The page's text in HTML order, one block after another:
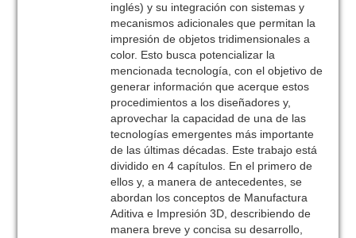
inglés) y su integración con sistemas y
mecanismos adicionales que permitan la
impresión de objetos tridimensionales a
color. Esto busca potencializar la
mencionada tecnología, con el objetivo de
generar información que acerque estos
procedimientos a los diseñadores y,
aprovechar la capacidad de una de las
tecnologías emergentes más importante
de las últimas décadas. Este trabajo está
dividido en 4 capítulos. En el primero de
ellos y, a manera de antecedentes, se
abordan los conceptos de Manufactura
Aditiva e Impresión 3D, describiendo de
manera breve y concisa su desarrollo,